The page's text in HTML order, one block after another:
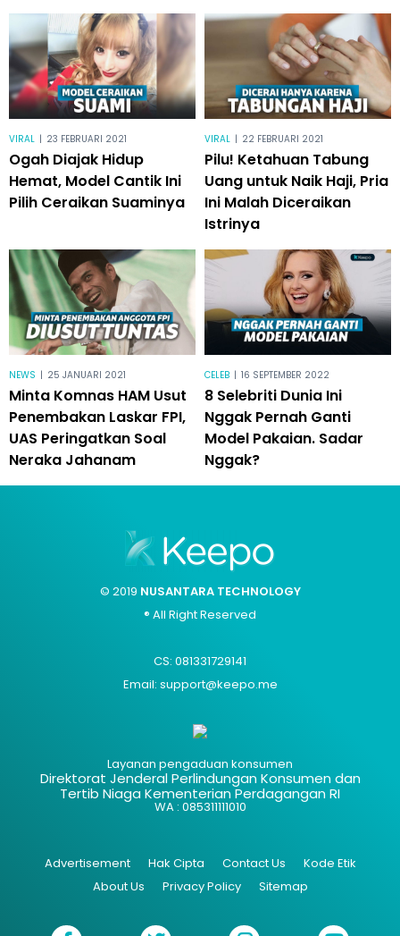
VIRAL | 23 FEBRUARI 2021
Ogah Diajak Hidup
Hemat, Model Cantik Ini
Pilih Ceraikan Suaminya
VIRAL | 22 FEBRUARI 2021
Pilu! Ketahuan Tabung
Uang untuk Naik Haji, Pria
Ini Malah Diceraikan
Istrinya
NEWS | 25 JANUARI 2021
Minta Komnas HAM Usut
Penembakan Laskar FPI,
UAS Peringatkan Soal
Neraka Jahanam
CELEB | 16 SEPTEMBER 2022
8 Selebriti Dunia Ini
Nggak Pernah Ganti
Model Pakaian. Sadar
Nggak?
© 2019 NUSANTARA TECHNOLOGY
® All Right Reserved
CS: 081331729141
Email: support@keepo.me
Layanan pengaduan konsumen
Direktorat Jenderal Perlindungan Konsumen dan
Tertib Niaga Kementerian Perdagangan RI
WA : 085311111010
Advertisement Hak Cipta Contact Us
Kode Etik
About Us
Privacy Policy Sitemap